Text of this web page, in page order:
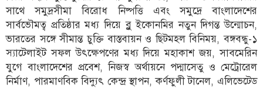
সাথে সমুদ্রসীমা বিরোধ নিষ্পত্তি এবং সমুদ্রে বাংলাদেশের
সার্বভৌমত্ব প্রতিষ্ঠার মধ্য দিয়ে ব্লু ইকোনমির নতুন দিগন্ত উন্মোচন,
ভারতের সঙ্গে সীমান্ত চুক্তি বাস্তবায়ন ও ছিটমহল বিনিময়, বঙ্গবন্ধু-১
স্যাটেলাইট সফল উৎক্ষেপণের মধ্য দিয়ে মহাকাশ জয়, সাবমেরিন
যুগে বাংলাদেশের প্রবেশ, নিজস্ব অর্থায়নে পদ্মাসেতু ও মেট্রোরেল
নির্মাণ, পারমাণবিক বিদ্যুৎ কেন্দ্র স্থাপন, কর্ণফুলী টানেল, এলিভেটেড